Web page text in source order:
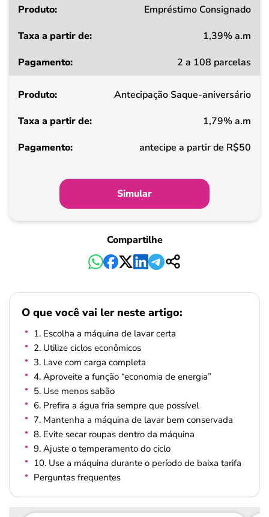
Produto
a
de
Pagamento
Empréstimo Consignado
1,39% a.m
2 a 108 parcelas
Antecipação Saque-aniversário
1,79% a.m
antecipe a partir de R$50
Simular
Compartilhe
O que você vai ler neste artigo:
1. Escolha a máquina de lavar certa
2. Utilize ciclos econômicos
3. Lave com carga completa
4. Aproveite a função “economia de energia”
5. Use menos sabão
6. Prefira a água fria sempre que possível
7. Mantenha a máquina de lavar bem conservada
8. Evite secar roupas dentro da máquina
9. Ajuste o temperamento do ciclo
10. Use a máquina durante o período de baixa tarifa
Perguntas frequentes